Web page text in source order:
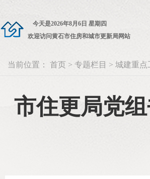
今天是2026年8月6日 星期四
欢迎访问黄石市住房和城市更新局网站
当前位置： 首页 > 专题栏目 > 城建重点
市住更局党